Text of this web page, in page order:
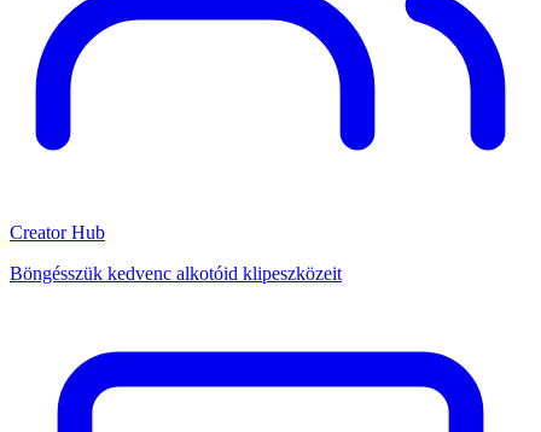
Creator Hub
Böngésszük kedvenc alkotóid klipeszközeit